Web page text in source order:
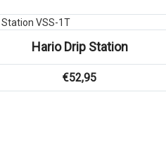
Hario Drip Station
€52,95
Vergelijk